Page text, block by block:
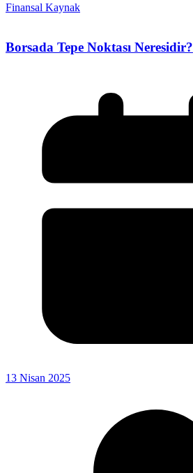
Finansal Kaynak
Borsada Tepe Noktası Neresidir?
13 Nisan 2025